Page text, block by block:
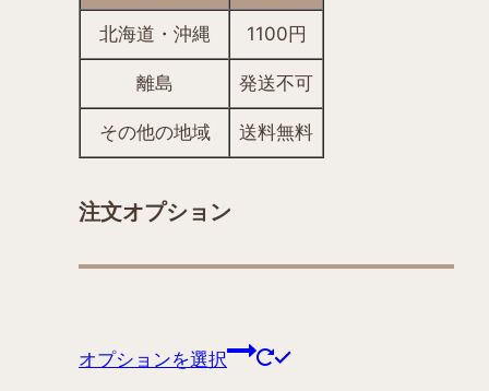
北海道・沖縄 1100円
離島 発送不可
その他の地域 送料無料
注文オプション
オプションを選択
こ